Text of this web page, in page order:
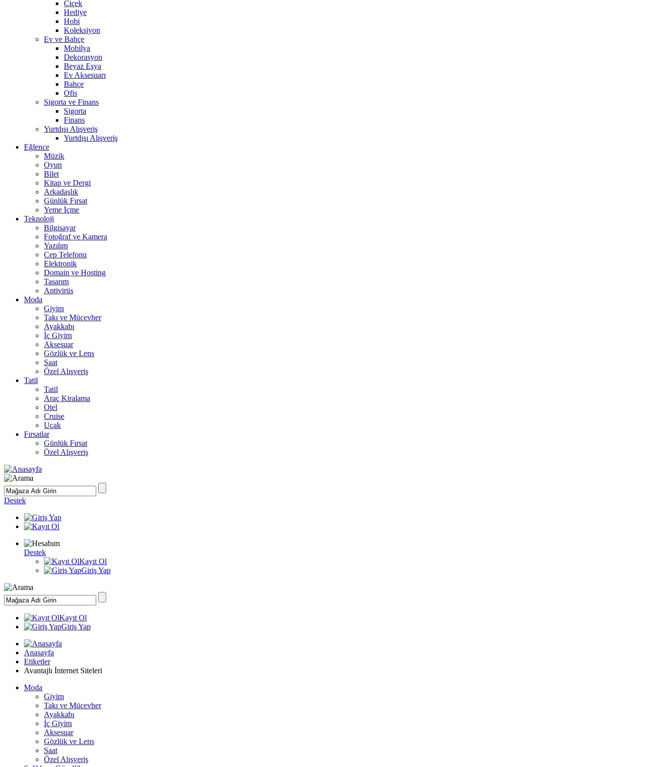
Çiçek
Hediye
Hobi
Koleksiyon
Ev ve Bahçe
Mobilya
Dekorasyon
Beyaz Eşya
Ev Aksesuarı
Bahçe
Ofis
Sigorta ve Finans
Sigorta
Finans
Yurtdışı Alışveriş
Yurtdışı Alışveriş
Eğlence
Müzik
Oyun
Bilet
Kitap ve Dergi
Arkadaşlık
Günlük Fırsat
Yeme İçme
Teknoloji
Bilgisayar
Fotoğraf ve Kamera
Yazılım
Cep Telefonu
Elektronik
Domain ve Hosting
Tasarım
Antivirüs
Moda
Giyim
Takı ve Mücevher
Ayakkabı
İç Giyim
Aksesuar
Gözlük ve Lens
Saat
Özel Alışveriş
Tatil
Tatil
Araç Kiralama
Otel
Cruise
Uçak
Fırsatlar
Günlük Fırsat
Özel Alışveriş
Destek
Destek
Kayıt Ol
Giriş Yap
Kayıt Ol
Giriş Yap
Anasayfa
Etiketler
Avantajlı İnternet Siteleri
Moda
Giyim
Takı ve Mücevher
Ayakkabı
İç Giyim
Aksesuar
Gözlük ve Lens
Saat
Özel Alışveriş